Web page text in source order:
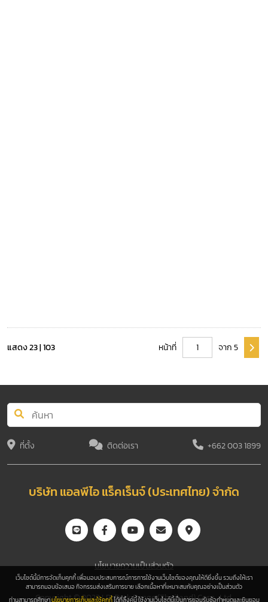
แสดง 23 | 103 หน้าที่ จาก 5
ที่ตั้ง ติดต่อเรา +662 003 1899
บริษัท แอลพีไอ แร็คเร็นจ์ (ประเทศไทย) จำกัด
นโยบายความเป็นส่วนตัว
Copyright © 2023 LPI Rack Range (Thailand) Corp., Ltd.
เว็บไซต์นี้มีการจัดเก็บคุกกี้ เพื่อมอบประสบการณ์การการใช้งานเว็บไซต์ของคุณให้ดียิ่งขึ้น รวมถึงให้เรา
สามารถมอบข้อเสนอ กิจกรรมส่งเสริมการขาย เลือกเนื้อหาที่เหมาะสมกับคุณอย่างเป็นส่วนตัว
ท่านสามารถศึกษานโยบายการเก็บและใช้คุกกี้ได้ที่ลิ้งค์นี้ ใช้งานเว็บไซต์นี้เป็นการยอมรับช้อกำหนดและยินยอม